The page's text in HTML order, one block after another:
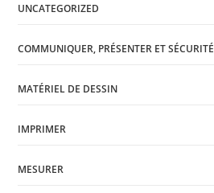
UNCATEGORIZED
COMMUNIQUER, PRÉSENTER ET SÉCURITÉ
MATÉRIEL DE DESSIN
IMPRIMER
MESURER